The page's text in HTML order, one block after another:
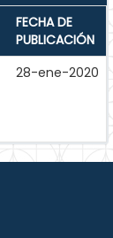
FECHA DE
PUBLICACIÓN
28-ene-2020